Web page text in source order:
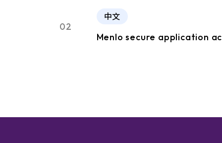
02
中文
Menlo secure application